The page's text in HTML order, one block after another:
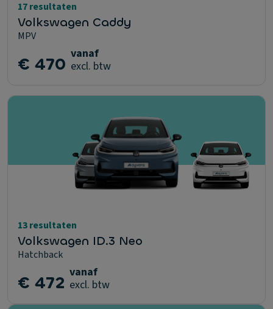
17 resultaten
Volkswagen Caddy
MPV
€ 470 vanaf
excl. btw
13 resultaten
Volkswagen ID.3 Neo
Hatchback
€ 472 vanaf
excl. btw